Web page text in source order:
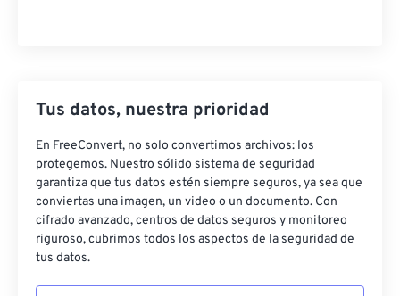
Tus datos, nuestra prioridad
En FreeConvert, no solo convertimos archivos: los
protegemos. Nuestro sólido sistema de seguridad
garantiza que tus datos estén siempre seguros, ya sea que
conviertas una imagen, un video o un documento. Con
cifrado avanzado, centros de datos seguros y monitoreo
riguroso, cubrimos todos los aspectos de la seguridad de
tus datos.